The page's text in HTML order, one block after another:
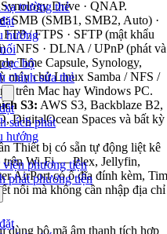
xạ trường thẻ
hướng
bộ
chỉnh sửa thẻ
sách phát
hướng
phương tiện
phát phương tiện
Drive · QNAP.
SMB (SMB1, SMB2, Auto) ·
/ FTPS · SFTP (mật khẩu
· NFS · DLNA / UPnP (phát và
Time Capsule, Synology,
chủ Linux Samba / NFS /
trên Mac hay Windows PC.
S3: AWS S3, Backblaze B2,
DigitalOcean Spaces và bất kỳ
Thiết bị có sẵn tự động liệt kê
trên Wi-Fi — Plex, Jellyfin,
AirPort có ổ đĩa đính kèm,
nối mà không cần nhập địa chỉ
dùng bộ mã âm thanh tích hợp